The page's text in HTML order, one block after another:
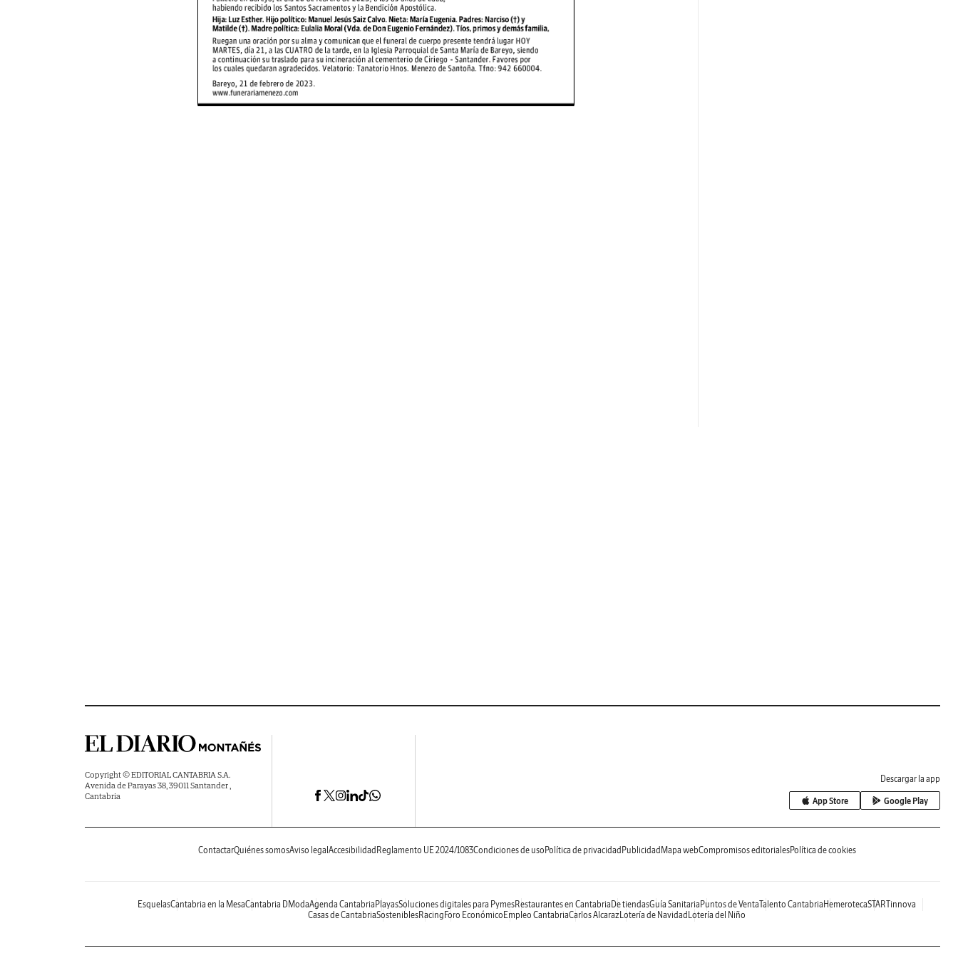
Copyright © EDITORIAL CANTABRIA S.A.
Avenida de Parayas 38, 39011 Santander ,
Cantabria
Descargar la app
App Store Google Play
ContactarQuiénes somosAviso legal Accesibilidad Reglamento UE 2024/1083Condiciones de uso Política de privacidad Publicidad Mapa webCompromisos editorialesPolítica de cookies
EsquelasCantabria en la MesaCantabria DModaAgenda Cantabria PlayasSoluciones digitales para PymesRestaurantes en Cantabria De tiendasGuía Sanitaria Puntos de VentaTalento Cantabria HemerotecaSTARTinnova
Casas de CantabriaSosteniblesRacing Foro Económico Empleo CantabriaCarlos AlcarazLotería de Navidad Lotería del Niño